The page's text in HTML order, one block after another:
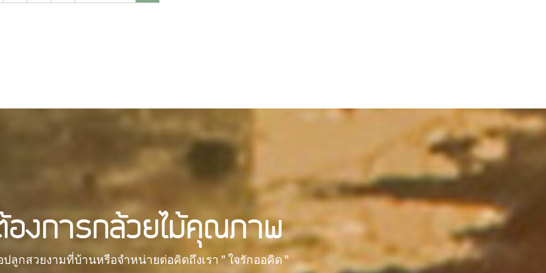
องการกล้วยไม้คุณภาพ
ปลูกสวยงามที่บ้านหรือจำหน่ายต่อคิดถึงเรา " ใจรักออคิด "